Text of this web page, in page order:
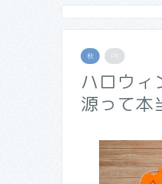
秋
ハロウィ
源って本